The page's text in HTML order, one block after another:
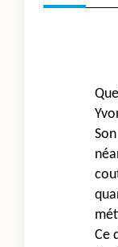
Ce